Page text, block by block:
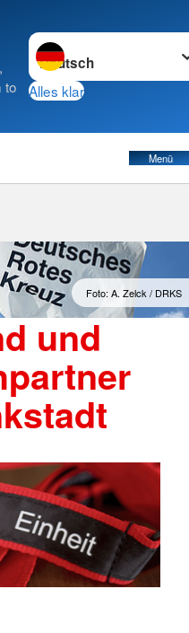
to
Sprache wechseln zu
Alles klar
Menü
Foto: A. Zelck / DRKS
und